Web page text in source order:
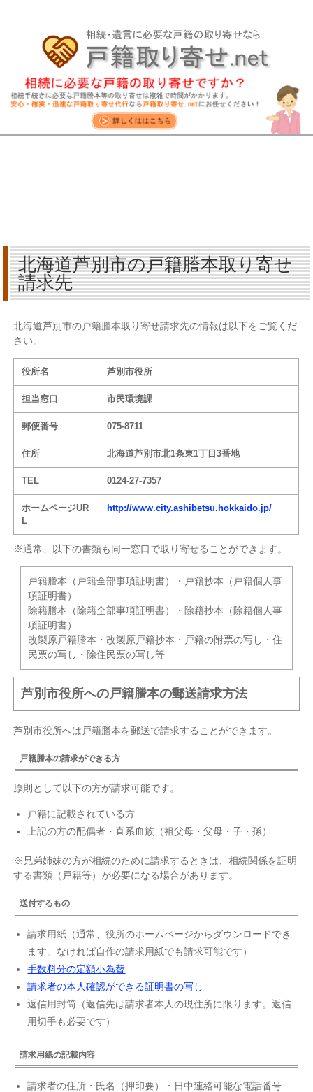
北海道芦別市の戸籍謄本取り寄せ
請求先
北海道芦別市の戸籍謄本取り寄せ請求先の情報は以下をご覧くだ
さい。
役所名 芦別市役所
担当窓口 市民環境課
郵便番号 075-8711
住所 北海道芦別市北1条東1丁目3番地
TEL 0124-27-7357
ホームページUR
L
http://www.city.ashibetsu.hokkaido.jp/
※通常、以下の書類も同一窓口で取り寄せることができます。
戸籍謄本（戸籍全部事項証明書）・戸籍抄本（戸籍個人事
項証明書）
除籍謄本（除籍全部事項証明書）・除籍抄本（除籍個人事
項証明書）
改製原戸籍謄本・改製原戸籍抄本・戸籍の附票の写し・住
民票の写し・除住民票の写し等
芦別市役所への戸籍謄本の郵送請求方法
芦別市役所へは戸籍謄本を郵送で請求することができます。
戸籍謄本の請求ができる方
原則として以下の方が請求可能です。
戸籍に記載されている方
上記の方の配偶者・直系血族（祖父母・父母・子・孫）
※兄弟姉妹の方が相続のために請求するときは、相続関係を証明
する書類（戸籍等）が必要になる場合があります。
送付するもの
請求用紙（通常、役所のホームページからダウンロードでき
ます。なければ自作の請求用紙でも請求可能です）
手数料分の定額小為替
請求者の本人確認ができる証明書の写し
返信用封筒（返信先は請求者本人の現住所に限ります。返信
用切手も必要です）
請求用紙の記載内容
請求者の住所・氏名（押印要）・日中連絡可能な電話番号